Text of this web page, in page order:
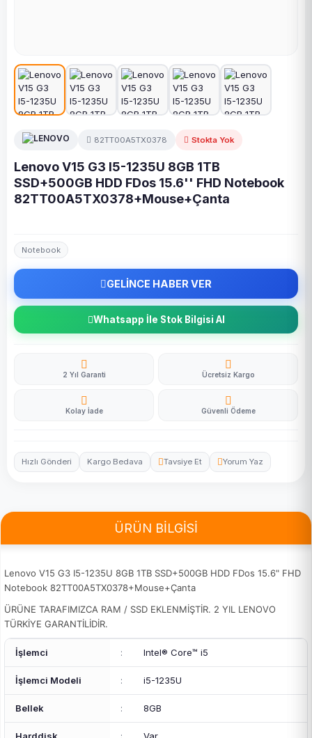
82TT00A5TX0378 Stokta Yok
Lenovo V15 G3 I5-1235U 8GB 1TB
SSD+500GB HDD FDos 15.6'' FHD Notebook
82TT00A5TX0378+Mouse+Çanta
Notebook
GELİNCE HABER VER
Whatsapp İle Stok Bilgisi Al
2 Yıl Garanti Ücretsiz Kargo
Kolay İade Güvenli Ödeme
Hızlı Gönderi Kargo Bedava Tavsiye Et Yorum Yaz
ÜRÜN BİLGİSİ
Lenovo V15 G3 I5-1235U 8GB 1TB SSD+500GB HDD FDos 15.6" FHD
Notebook 82TT00A5TX0378+Mouse+Çanta
ÜRÜNE TARAFIMIZCA RAM / SSD EKLENMİŞTİR. 2 YIL LENOVO
TÜRKİYE GARANTİLİDİR.
İşlemci : Intel® Core™ i5
İşlemci Modeli : i5-1235U
Bellek : 8GB